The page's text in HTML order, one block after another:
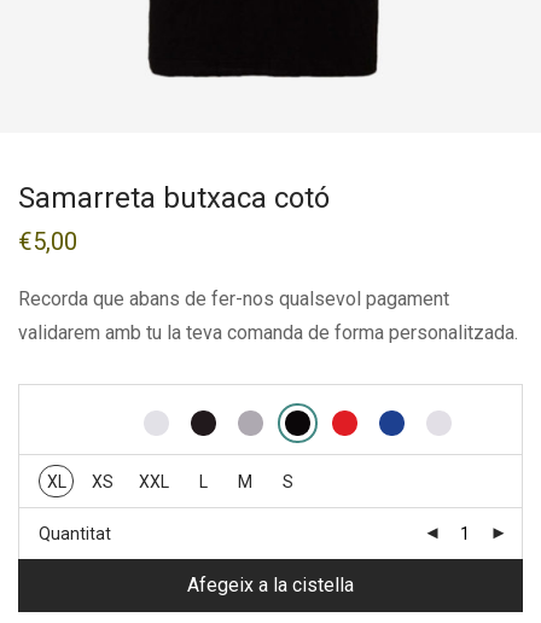
Samarreta butxaca cotó
€5,00
Recorda que abans de fer-nos qualsevol pagament
validarem amb tu la teva comanda de forma personalitzada.
XL XS XXL L M S
Quantitat
Afegeix a la cistella